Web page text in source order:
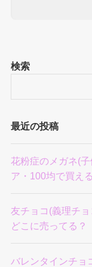
検索
最近の投稿
花粉症のメガネ(
ア・100均で買え
友チョコ(義理チ
どこに売ってる？
バレンタインチョ